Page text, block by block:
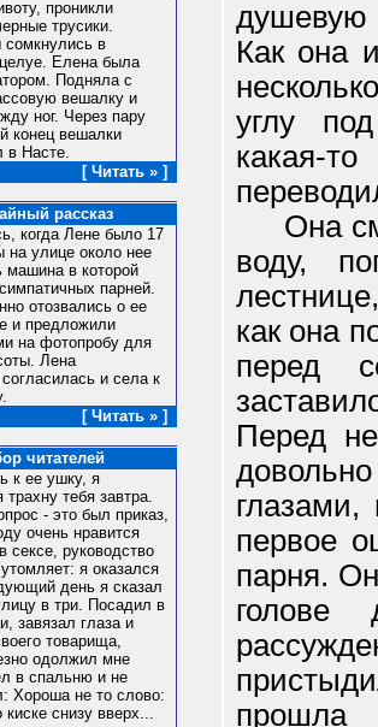
проникли
трусики.
сомкнулись в
Елена была
Подняла с
вешалку и
ног. Через пару
конец вешалки
в Насте.
[ Читать » ]
рассказ
когда Лене было 17
улице около нее
машина в которой
парней.
отозвались о ее
и предложили
на фотопробу для
Лена
и села к
[ Читать » ]
читателей
к ее ушку, я
тебя завтра.
- это был приказ,
очень нравится
сексе, руководство
я оказался
день я сказал
в три. Посадил в
завязал глаза и
товарища,
одолжил мне
в спальню и не
Хороша не то слово:
киске снизу вверх...
душевую
Как она
углу
какая-
Она
воду,
как она
перед
Перед
первое
парня.
голове
прошла